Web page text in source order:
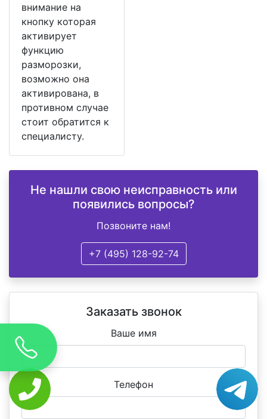
внимание на
кнопку которая
активирует
функцию
разморозки,
возможно она
активирована, в
противном случае
стоит обратится к
специалисту.
Не нашли свою неисправность или
появились вопросы?
Позвоните нам!
+7 (495) 128-92-74
Заказать звонок
Ваше имя
Телефон